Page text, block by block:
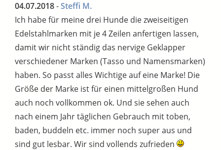
04.07.2018-Steffi M.
Ich habe für meine drei Hunde die zweiseitigen
Edelstahlmarken mit je 4 Zeilen anfertigen lassen,
damit wir nicht ständig das nervige Geklapper
verschiedener Marken (Tasso und Namensmarken)
haben. So passt alles Wichtige auf eine Marke! Die
Größe der Marke ist für einen mittelgroßen Hund
auch noch vollkommen ok. Und sie sehen auch
nach einem Jahr täglichen Gebrauch mit toben,
baden, buddeln etc. immer noch super aus und
sind gut lesbar. Wir sind vollends zufrieden